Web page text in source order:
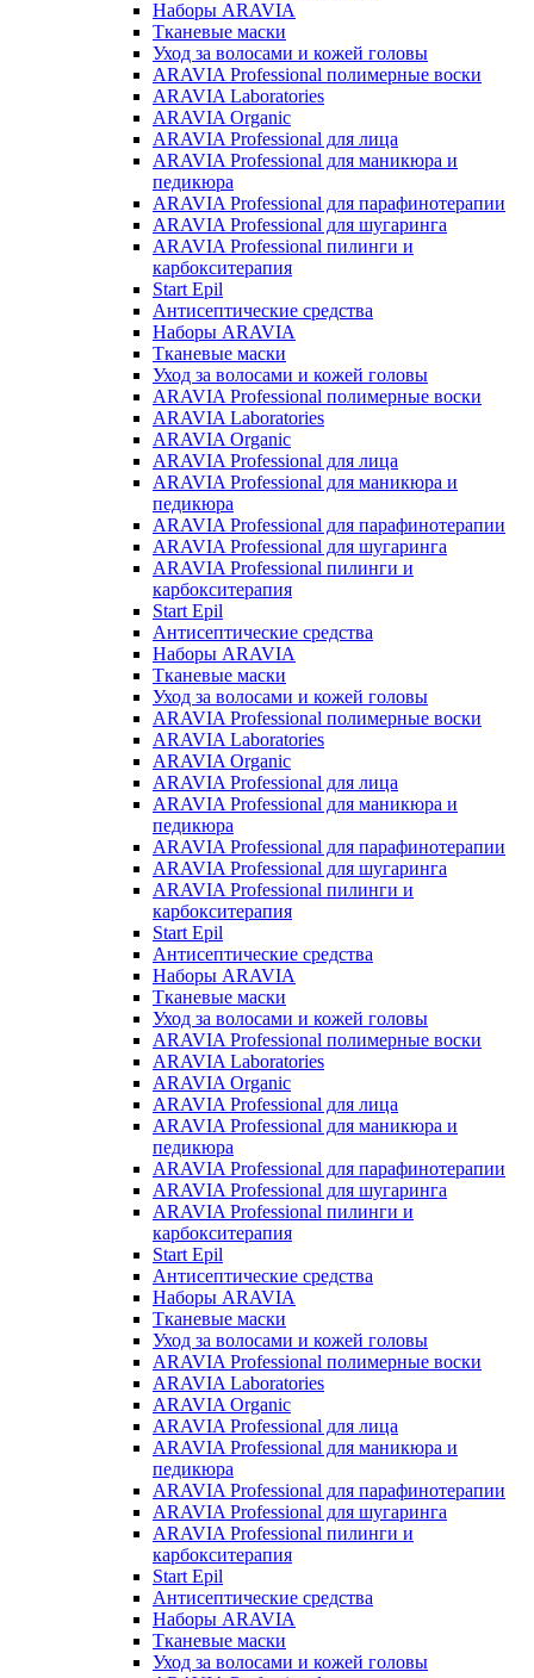
Наборы ARAVIA
Тканевые маски
Уход за волосами и кожей головы
ARAVIA Professional полимерные воски
ARAVIA Laboratories
ARAVIA Organic
ARAVIA Professional для лица
ARAVIA Professional для маникюра и
педикюра
ARAVIA Professional для парафинотерапии
ARAVIA Professional для шугаринга
ARAVIA Professional пилинги и
карбокситерапия
Start Epil
Антисептические средства
Наборы ARAVIA
Тканевые маски
Уход за волосами и кожей головы
ARAVIA Professional полимерные воски
ARAVIA Laboratories
ARAVIA Organic
ARAVIA Professional для лица
ARAVIA Professional для маникюра и
педикюра
ARAVIA Professional для парафинотерапии
ARAVIA Professional для шугаринга
ARAVIA Professional пилинги и
карбокситерапия
Start Epil
Антисептические средства
Наборы ARAVIA
Тканевые маски
Уход за волосами и кожей головы
ARAVIA Professional полимерные воски
ARAVIA Laboratories
ARAVIA Organic
ARAVIA Professional для лица
ARAVIA Professional для маникюра и
педикюра
ARAVIA Professional для парафинотерапии
ARAVIA Professional для шугаринга
ARAVIA Professional пилинги и
карбокситерапия
Start Epil
Антисептические средства
Наборы ARAVIA
Тканевые маски
Уход за волосами и кожей головы
ARAVIA Professional полимерные воски
ARAVIA Laboratories
ARAVIA Organic
ARAVIA Professional для лица
ARAVIA Professional для маникюра и
педикюра
ARAVIA Professional для парафинотерапии
ARAVIA Professional для шугаринга
ARAVIA Professional пилинги и
карбокситерапия
Start Epil
Антисептические средства
Наборы ARAVIA
Тканевые маски
Уход за волосами и кожей головы
ARAVIA Professional полимерные воски
ARAVIA Laboratories
ARAVIA Organic
ARAVIA Professional для лица
ARAVIA Professional для маникюра и
педикюра
ARAVIA Professional для парафинотерапии
ARAVIA Professional для шугаринга
ARAVIA Professional пилинги и
карбокситерапия
Start Epil
Антисептические средства
Наборы ARAVIA
Тканевые маски
Уход за волосами и кожей головы